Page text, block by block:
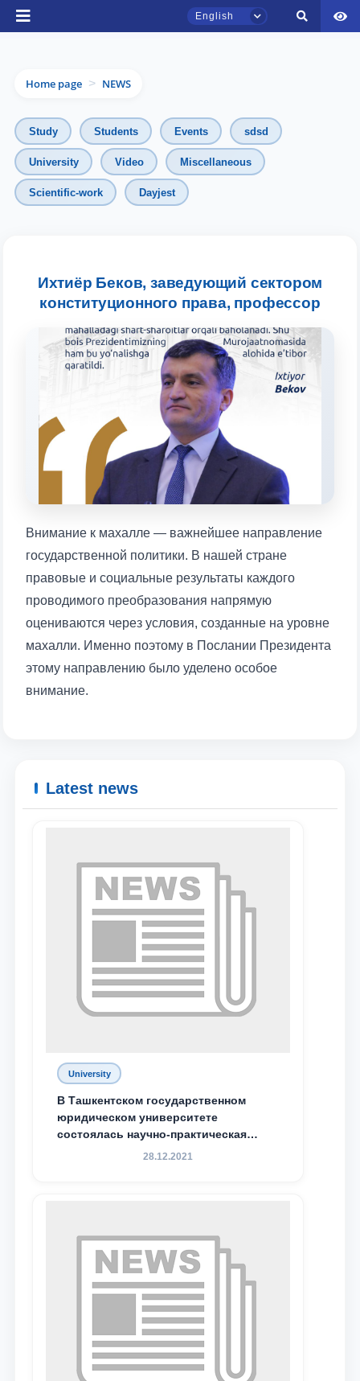
English
Name and surname
Phone number
Email
Home page > NEWS
Study Students Events sdsd
University Video Miscellaneous
Scientific-work Dayjest
Ихтиёр Беков, заведующий сектором
конституционного права, профессор
Внимание к махалле — важнейшее направление
государственной политики. В нашей стране
правовые и социальные результаты каждого
проводимого преобразования напрямую
оцениваются через условия, созданные на уровне
махалли. Именно поэтому в Послании Президента
этому направлению было уделено особое
внимание.
Latest news
University
В Ташкентском государственном
юридическом университете
состоялась научно-практическая
конференция магистрантов
28.12.2021
TSUL Admissions Chat
Online
Leave your admissions-related
inquiries here.
Choose a topic — specific questions
will appear:
5. Tuition fee (2) 6. Online application (16)
7. Call-center (4) 8. Bachelor quota (1)